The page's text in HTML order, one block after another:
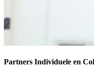
Partners Individuele en